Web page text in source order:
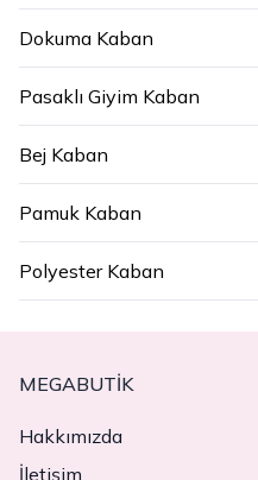
Dokuma Kaban
Pasaklı Giyim Kaban
Bej Kaban
Pamuk Kaban
Polyester Kaban
MEGABUTIK
Hakkımızda
İletişim